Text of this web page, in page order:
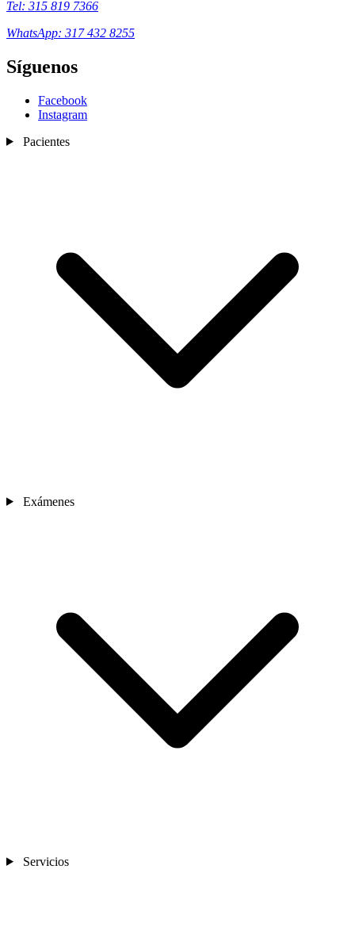
Tel: 315 819 7366
WhatsApp: 317 432 8255
Síguenos
Facebook
Instagram
Pacientes
Exámenes
Servicios